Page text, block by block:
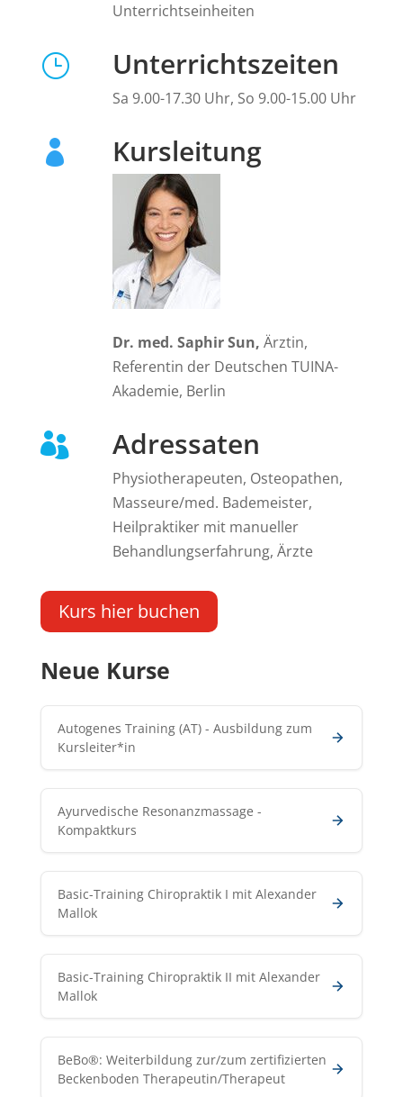
Unterrichtseinheiten
} Unterrichtszeiten
Sa 9.00-17.30 Uhr, So 9.00-15.00 Uhr
 Kursleitung
Dr. med. Saphir Sun, Ärztin,
Referentin der Deutschen TUINA-
Akademie, Berlin
 Adressaten
Physiotherapeuten, Osteopathen,
Masseure/med. Bademeister,
Heilpraktiker mit manueller
Behandlungserfahrung, Ärzte
Kurs hier buchen
Neue Kurse
Autogenes Training (AT) - Ausbildung zum
Kursleiter*in
Ayurvedische Resonanzmassage -
Kompaktkurs
Basic-Training Chiropraktik I mit Alexander
Mallok
Basic-Training Chiropraktik II mit Alexander
Mallok
BeBo®: Weiterbildung zur/zum zertifizierten
Beckenboden Therapeutin/Therapeut